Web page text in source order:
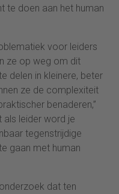
te doen aan het human
voor leiders
ze op weg om dit
delen in kleinere, beter
ze de complexiteit
benaderen,”
als leider word je
tegenstrijdige
gaan met human
dat ten